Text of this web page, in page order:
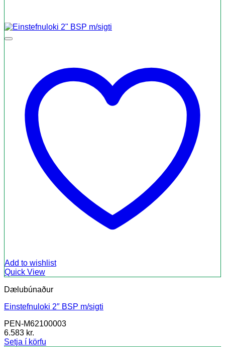
Add to wishlist
Quick View
Dælubúnaður
Einstefnuloki 2″ BSP m/sigti
PEN-M62100003
6.583 kr.
Setja í körfu